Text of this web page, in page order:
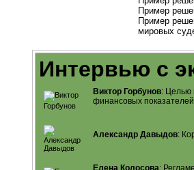
Пример
Пример
мировых
Интервью с
Виктор Горбунов: Целью
финансовых
Александр Давыдов:
Елена Колосова: